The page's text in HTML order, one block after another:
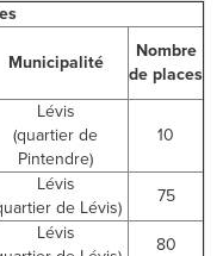
Municipalité
Nombre
de places
Lévis
(quartier de
Pintendre)
10
Lévis
de Lévis)
75
Lévis
80